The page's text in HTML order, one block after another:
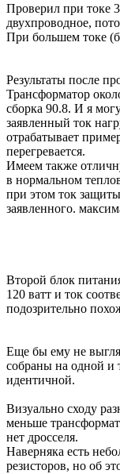
Проверил при токе
двухпроводное,
При большем токе
Результаты после
Трансформатор
сборка 90.8. И я
заявленный ток
отрабатывает
перегревается.
Имеем также
в нормальном
при этом ток
заявленного.
Второй блок
120 ватт и ток
подозрительно
Еще бы ему не
собраны на одной и
идентичной.
Визуально сходу
меньше
нет дросселя.
Наверняка есть
резисторов, но об